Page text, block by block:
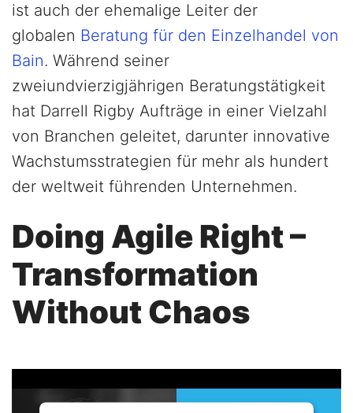
ist auch der ehemalige Leiter der
globalen Beratung für den Einzelhandel von
Bain. Während seiner
zweiundvierzigjährigen Beratungstätigkeit
hat Darrell Rigby Aufträge in einer Vielzahl
von Branchen geleitet, darunter innovative
Wachstumsstrategien für mehr als hundert
der weltweit führenden Unternehmen.
Doing Agile Right –
Transformation
Without Chaos